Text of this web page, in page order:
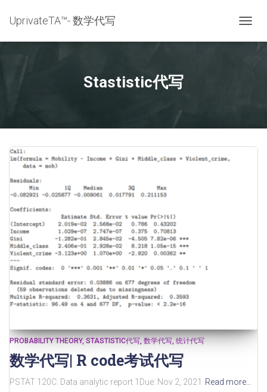
UprivateTA™- 数学代写
Stastistic代写
PROBABILITY THEORY STASTISTIC代写 数学代写 统计代写
数学代写| R code考试代写
PSTAT 120C: Data analytic report 1Due: Nov 2, 2021
Read more…